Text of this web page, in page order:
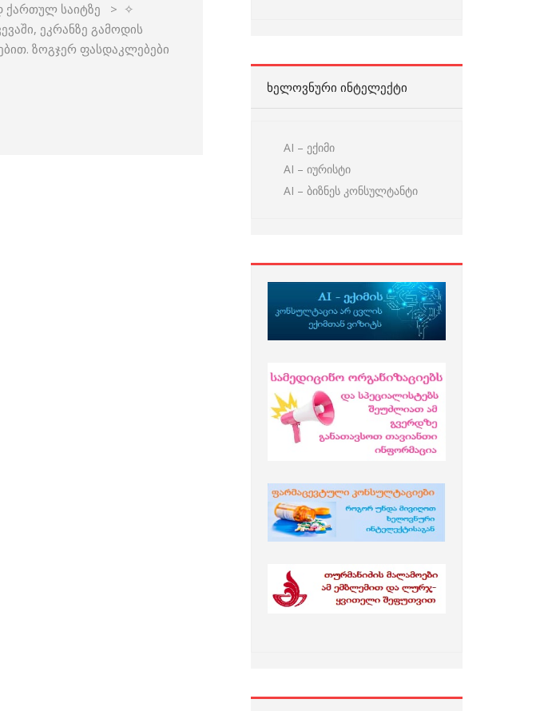
ქართულ საიტზე > ✧
ეკრანზე გამოდის
ზოგჯერ ფასდაკლებები
ᲮᲔᲚᲝᲕᲜᲣᲠᲘ ᲘᲜᲢᲔᲚᲔᲥᲢᲘ
AI – ექიმი
AI – იურისტი
AI – ბიზნეს კონსულტანტი